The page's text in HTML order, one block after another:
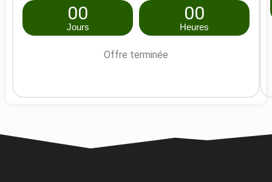
00
Jours
00
Heures
Offre terminée